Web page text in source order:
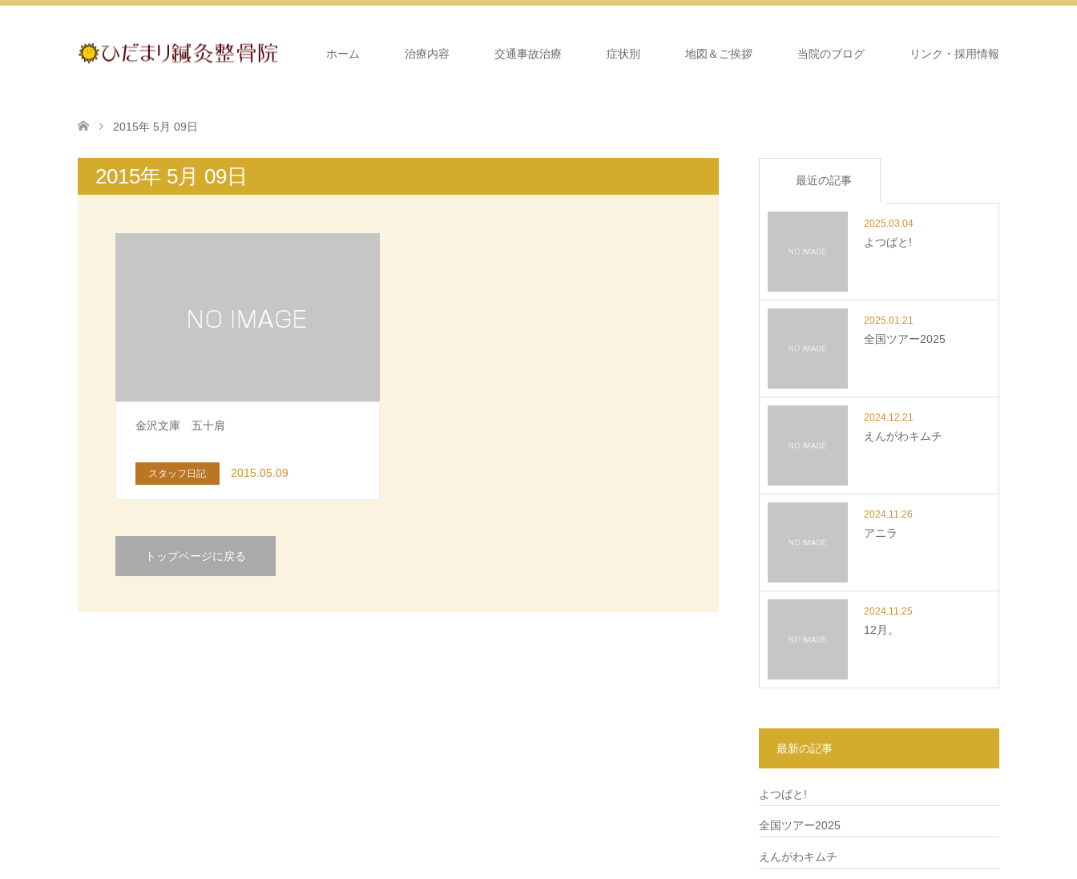
ホーム 治療内容 交通事故治療 症状別 地図＆ご挨拶 当院のブログ リンク・採用情報
2015年 5月 09日
2015年 5月 09日
金沢文庫 五十肩
スタッフ日記 2015.05.09
トップページに戻る
最近の記事
2025.03.04
よつばと!
2025.01.21
全国ツアー2025
2024.12.21
えんがわキムチ
2024.11.26
アニラ
2024.11.25
12月。
最新の記事
よつばと!
全国ツアー2025
えんがわキムチ